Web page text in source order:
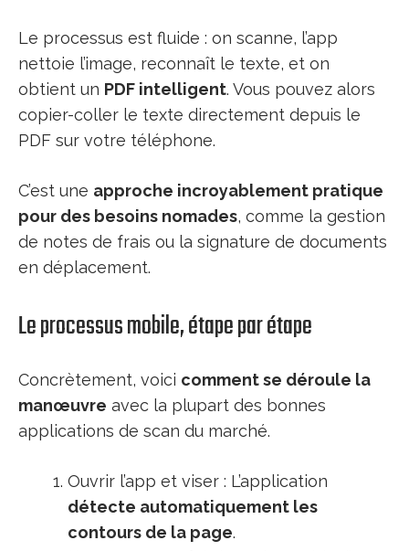
Le processus est fluide : on scanne, l’app
nettoie l’image, reconnaît le texte, et on
obtient un PDF intelligent. Vous pouvez alors
copier-coller le texte directement depuis le
PDF sur votre téléphone.
C’est une approche incroyablement pratique
pour des besoins nomades, comme la gestion
de notes de frais ou la signature de documents
en déplacement.
Le processus mobile, étape par étape
Concrètement, voici comment se déroule la
manœuvre avec la plupart des bonnes
applications de scan du marché.
Ouvrir l’app et viser : L’application
détecte automatiquement les
contours de la page.